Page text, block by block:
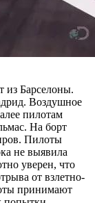
из Барселоны.
Воздушное
пилотам
На борт
Пилоты
не выявила
уверен, что
от взлетно-
принимают